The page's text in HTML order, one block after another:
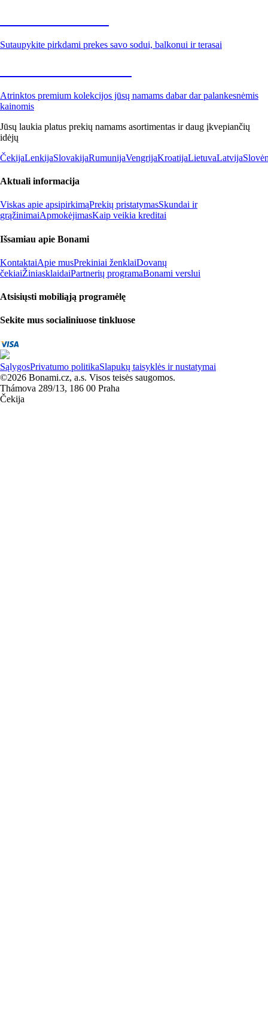
Sutaupykite pirkdami prekes savo sodui, balkonui ir terasai
Atrinktos premium kolekcijos jūsų namams dabar dar palankesnėmis
kainomis
Jūsų laukia platus prekių namams asortimentas ir daug įkvepiančių
idėjų
ČekijaLenkijaSlovakijaRumunijaVengrijaKroatijaLietuvaLatvija
Aktuali informacija
Viskas apie apsipirkimąPrekių pristatymasSkundai ir
grąžinimaiApmokėjimasKaip veikia kreditai
Išsamiau apie Bonami
KontaktaiApie musPrekiniai ženklaiDovanų
čekiaiŽiniasklaidaiPartnerių programaBonami verslui
Atsisiųsti mobiliąją programėlę
Sekite mus socialiniuose tinkluose
SąlygosPrivatumo politikaSlapukų taisyklės ir nustatymai
©2026 Bonami.cz, a.s. Visos teisės saugomos.
Thámova 289/13, 186 00 Praha
Čekija